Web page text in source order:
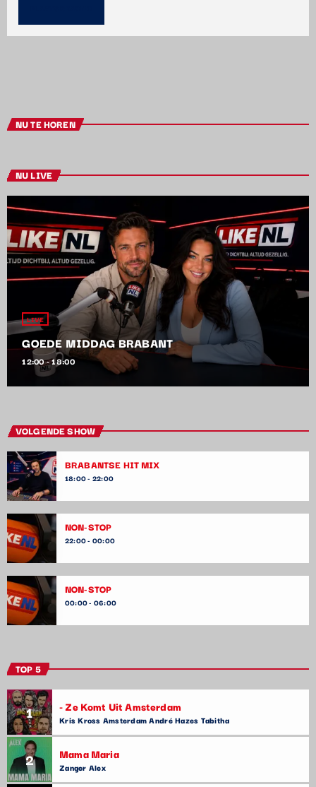
NU TE HOREN
NU LIVE
LIVE
GOEDE MIDDAG BRABANT
12:00 - 18:00
VOLGENDE SHOW
BRABANTSE HIT MIX
18:00 - 22:00
NON-STOP
22:00 - 00:00
NON-STOP
00:00 - 06:00
TOP 5
1 - Ze Komt Uit Amsterdam
Kris Kross Amsterdam André Hazes Tabitha
2 Mama Maria
Zanger Alex